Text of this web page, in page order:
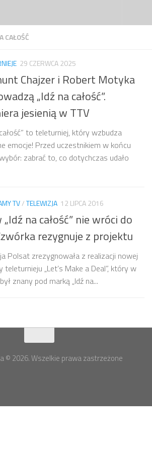
CAŁOŚĆ
29 CZERWCA 2025
Chajzer i Robert Motyka
„Idź na całość”.
jesienią w TTV
to teleturniej, który wzbudza
emocje! Przed uczestnikiem w końcu
zabrać to, co dotychczas udało
TV/TELEWIZJA 12 LIPCA 2016
na całość” nie wróci do
rezygnuje z projektu
Polsat zrezygnowała z realizacji nowej
teleturnieju „Let’s Make a Deal”, który w
znany pod marką „Idź na...
© 2026. Wszelkie prawa zastrzeżone